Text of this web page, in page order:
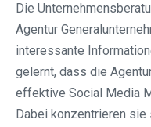
Die
Agentur
interessante
gelernt, dass die
effektive Social Media
Dabei konzentrieren